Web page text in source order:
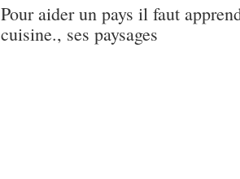
Pour aider un pays il faut
cuisine., ses paysages